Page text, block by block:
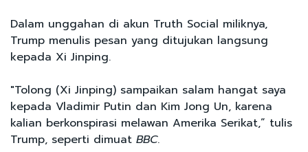
Dalam unggahan di akun Truth Social miliknya,
Trump menulis pesan yang ditujukan langsung
kepada Xi Jinping.
"Tolong (Xi Jinping) sampaikan salam hangat saya
kepada Vladimir Putin dan Kim Jong Un, karena
kalian berkonspirasi melawan Amerika Serikat,” tulis
Trump, seperti dimuat BBC.